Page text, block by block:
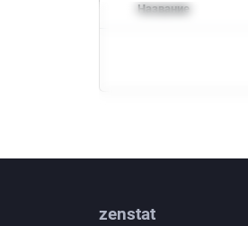
Название
zenstat